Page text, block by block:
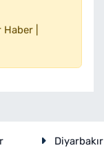
|
Diyarbakır